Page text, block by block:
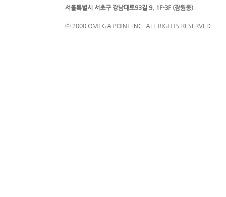
서울특별시 서초구 강남대로93길 9, 1F-3F (잠원동)
ⓒ 2000 OMEGA POINT INC. ALL RIGHTS RESERVED.